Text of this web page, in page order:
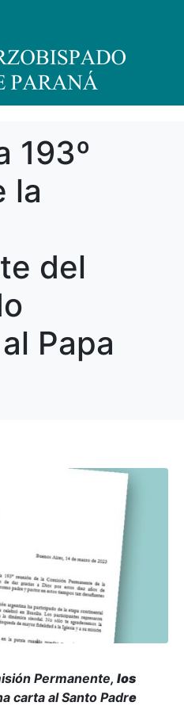
193º
la
del
Papa
Permanente, los
carta al Santo Padre